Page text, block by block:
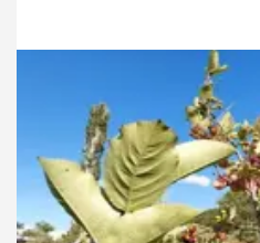
25.07.2026 Gündem